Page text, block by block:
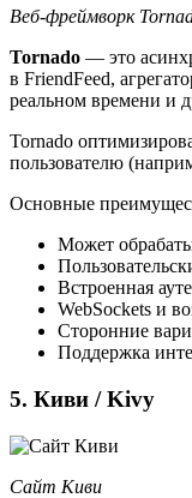
Веб-фреймворк
Tornado — это
в FriendFeed,
реальном времени и
Tornado
пользователю
Основные
Может
Встроенная
WebSockets и
Сторонние
Поддержка
5. Киви / Kivy
Сайт Киви